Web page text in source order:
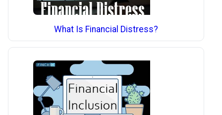
What Is Financial Distress?